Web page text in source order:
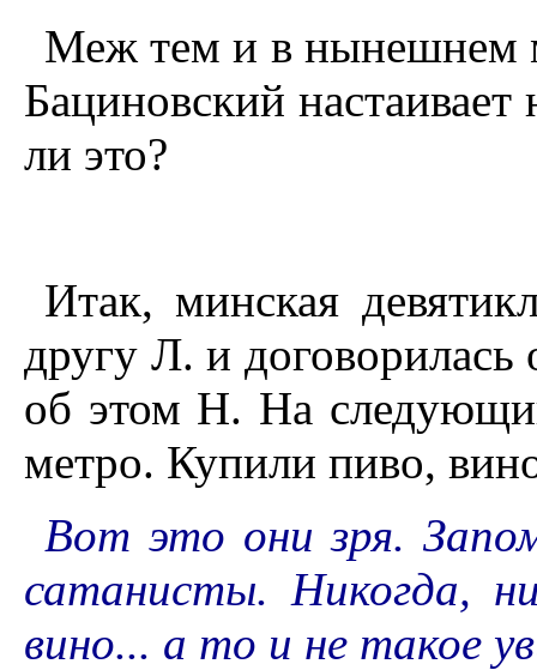
Меж тем и в нынешнем
Бациновский
ли это?
Итак, минская
другу Л. и договорилась
об этом Н. На
метро. Купили пиво,
Вот это они зря.
сатанисты. Никогда,
вино... а то и не такое